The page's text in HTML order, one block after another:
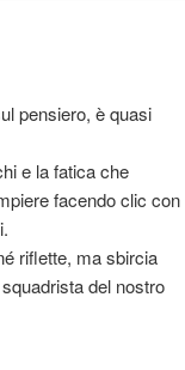
pensiero, è quasi
e la fatica che
facendo clic con
riflette, ma sbircia
del nostro